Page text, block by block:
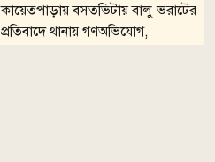
কায়েতপাড়ায় বসতভিটায় বালু ভরাটের
প্রতিবাদে থানায় গণঅভিযোগ,